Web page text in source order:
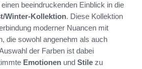
beeindruckenden Einblick in die
Winter-Kollektion. Diese Kollektion
moderner Nuancen mit
die sowohl angenehm als auch
der Farben ist dabei
Emotionen und Stile zu